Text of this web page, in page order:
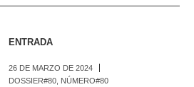
ENTRADA
26 DE MARZO DE 2024
DOSSIER#80 NÚMERO#80